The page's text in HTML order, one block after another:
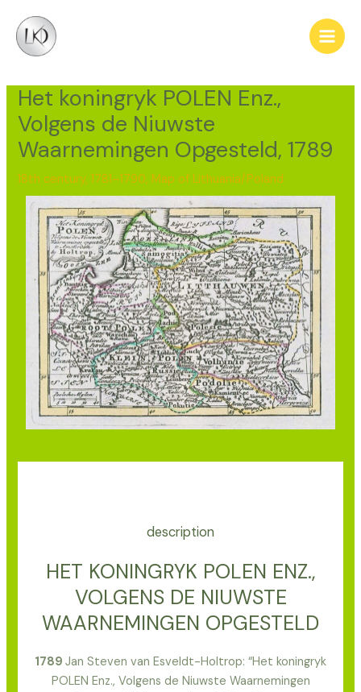
content
Main
Het koningryk POLEN Enz.,
Volgens de Niuwste
Waarnemingen Opgesteld, 1789
18th century, 1781–1790, Map of Lithuania/Poland
description
HET KONINGRYK POLEN ENZ.,
VOLGENS DE NIUWSTE
WAARNEMINGEN OPGESTELD
1789 Jan Steven van Esveldt-Holtrop: “Het koningryk
POLEN Enz., Volgens de Niuwste Waarnemingen
navigation